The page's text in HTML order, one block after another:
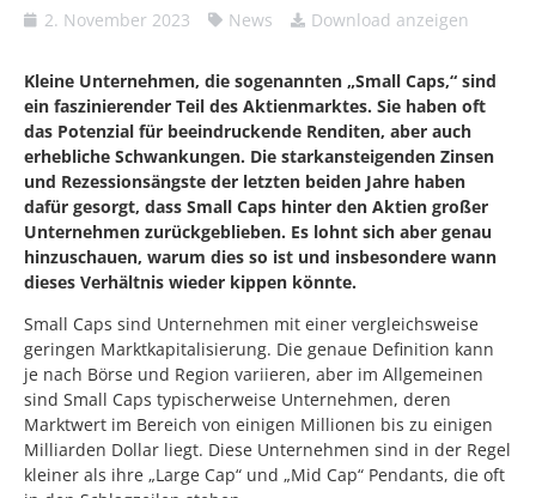
2. November 2023 News Download anzeigen
Kleine Unternehmen, die sogenannten „Small Caps,“ sind
ein faszinierender Teil des Aktienmarktes. Sie haben oft
das Potenzial für beeindruckende Renditen, aber auch
erhebliche Schwankungen. Die starkansteigenden Zinsen
und Rezessionsängste der letzten beiden Jahre haben
dafür gesorgt, dass Small Caps hinter den Aktien großer
Unternehmen zurückgeblieben. Es lohnt sich aber genau
hinzuschauen, warum dies so ist und insbesondere wann
dieses Verhältnis wieder kippen könnte.
Small Caps sind Unternehmen mit einer vergleichsweise
geringen Marktkapitalisierung. Die genaue Definition kann
je nach Börse und Region variieren, aber im Allgemeinen
sind Small Caps typischerweise Unternehmen, deren
Marktwert im Bereich von einigen Millionen bis zu einigen
Milliarden Dollar liegt. Diese Unternehmen sind in der Regel
kleiner als ihre „Large Cap“ und „Mid Cap“ Pendants, die oft